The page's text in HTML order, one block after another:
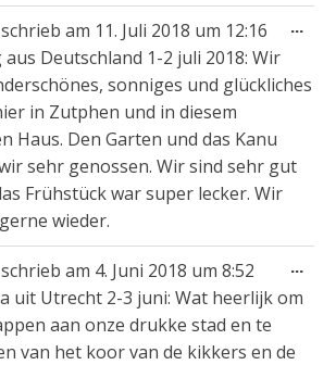
schrieb am 11. Juli 2018 um 12:16
aus Deutschland 1-2 juli 2018: Wir
sonniges und glückliches
in Zutphen und in diesem
Haus. Den Garten und das Kanu
sehr genossen. Wir sind sehr gut
Frühstück war super lecker. Wir
wieder.
...
schrieb am 4. Juni 2018 um 8:52
uit Utrecht 2-3 juni: Wat heerlijk om
aan onze drukke stad en te
van het koor van de kikkers en de
...